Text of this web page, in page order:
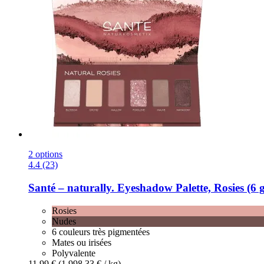
2 options
4.4 (23)
Santé – naturally. Eyeshadow Palette, Rosies (6
Rosies
Nudes
6 couleurs très pigmentées
Mates ou irisées
Polyvalente